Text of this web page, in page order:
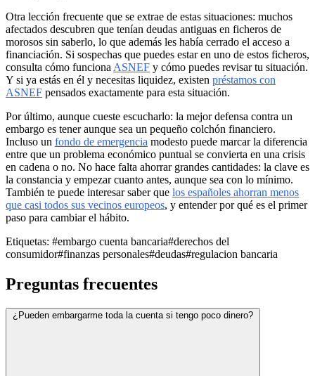
Otra lección frecuente que se extrae de estas situaciones: muchos
afectados descubren que tenían deudas antiguas en ficheros de
morosos sin saberlo, lo que además les había cerrado el acceso a
financiación. Si sospechas que puedes estar en uno de estos ficheros,
consulta cómo funciona ASNEF y cómo puedes revisar tu situación.
Y si ya estás en él y necesitas liquidez, existen préstamos con
ASNEF pensados exactamente para esta situación.
Por último, aunque cueste escucharlo: la mejor defensa contra un
embargo es tener aunque sea un pequeño colchón financiero.
Incluso un fondo de emergencia modesto puede marcar la diferencia
entre que un problema económico puntual se convierta en una crisis
en cadena o no. No hace falta ahorrar grandes cantidades: la clave es
la constancia y empezar cuanto antes, aunque sea con lo mínimo.
También te puede interesar saber que los españoles ahorran menos
que casi todos sus vecinos europeos, y entender por qué es el primer
paso para cambiar el hábito.
Etiquetas: #embargo cuenta bancaria#derechos del
consumidor#finanzas personales#deudas#regulacion bancaria
Preguntas frecuentes
¿Pueden embargarme toda la cuenta si tengo poco dinero?